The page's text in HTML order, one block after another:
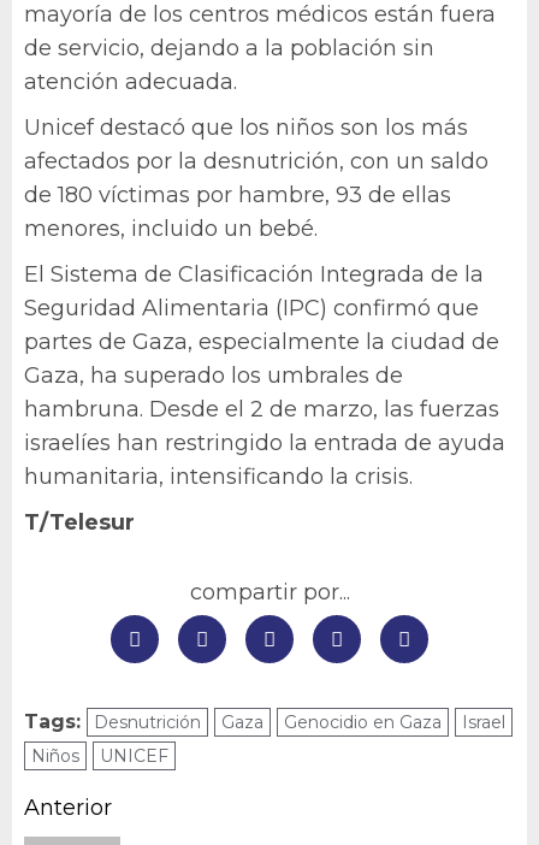
mayoría de los centros médicos están fuera
de servicio, dejando a la población sin
atención adecuada.
Unicef destacó que los niños son los más
afectados por la desnutrición, con un saldo
de 180 víctimas por hambre, 93 de ellas
menores, incluido un bebé.
El Sistema de Clasificación Integrada de la
Seguridad Alimentaria (IPC) confirmó que
partes de Gaza, especialmente la ciudad de
Gaza, ha superado los umbrales de
hambruna. Desde el 2 de marzo, las fuerzas
israelíes han restringido la entrada de ayuda
humanitaria, intensificando la crisis.
T/Telesur
compartir por...
Tags: Desnutrición Gaza Genocidio en Gaza
Israel
Niños
UNICEF
Navegación
Anterior